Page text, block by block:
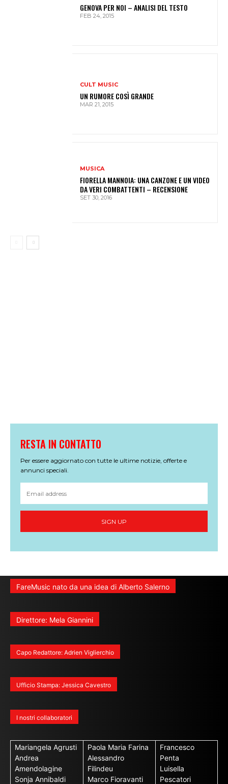
GENOVA PER NOI – ANALISI DEL TESTO
FEB 24, 2015
CULT MUSIC
UN RUMORE COSÌ GRANDE
MAR 21, 2015
MUSICA
FIORELLA MANNOIA: UNA CANZONE E UN VIDEO
DA VERI COMBATTENTI – RECENSIONE
SET 30, 2016
RESTA IN CONTATTO
Per essere aggiornato con tutte le ultime notizie, offerte e
annunci speciali.
SIGN UP
FareMusic nato da una idea di Alberto Salerno
Direttore: Mela Giannini
Capo Redattore: Adrien Viglierchio
Ufficio Stampa: Jessica Cavestro
I nostri collaboratori
Mariangela Agrusti
Andrea
Amendolagine
Sonja Annibaldi
Paola Maria Farina
Alessandro
Filindeu
Marco Fioravanti
Francesco
Penta
Luisella
Pescatori